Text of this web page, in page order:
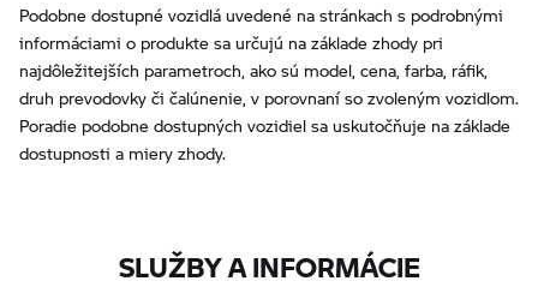
Podobne dostupné vozidlá uvedené na stránkach s podrobnými
informáciami o produkte sa určujú na základe zhody pri
najdôležitejších parametroch, ako sú model, cena, farba, ráfik,
druh prevodovky či čalúnenie, v porovnaní so zvoleným vozidlom.
Poradie podobne dostupných vozidiel sa uskutočňuje na základe
dostupnosti a miery zhody.
SLUŽBY A INFORMÁCIE